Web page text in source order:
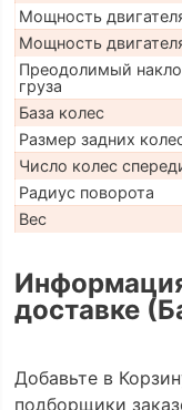
Мощность
Мощность
Преодолимый
груза
База колес
Размер задних
Число колес
Радиус поворота
Вес
доставке
Добавьте в
подборщики